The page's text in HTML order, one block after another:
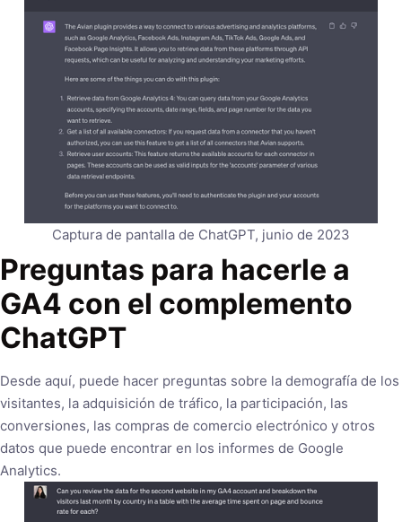
Captura de pantalla de ChatGPT, junio de 2023
Preguntas para hacerle a
GA4 con el complemento
ChatGPT
Desde aquí, puede hacer preguntas sobre la demografía de los
visitantes, la adquisición de tráfico, la participación, las
conversiones, las compras de comercio electrónico y otros
datos que puede encontrar en los informes de Google
Analytics.